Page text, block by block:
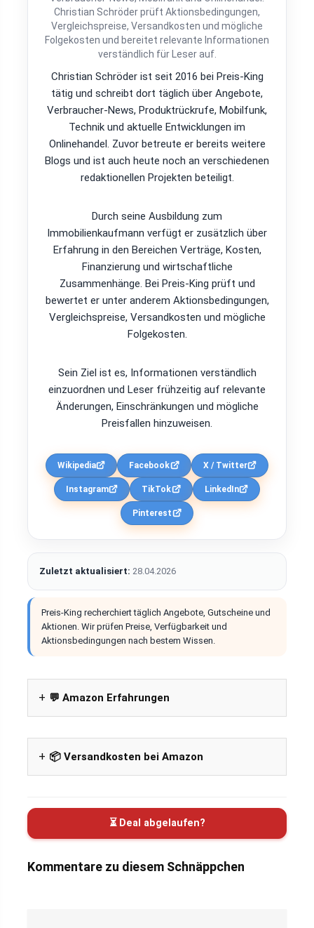
Christian Schröder prüft Aktionsbedingungen,
Vergleichspreise, Versandkosten und mögliche
Folgekosten und bereitet relevante Informationen
verständlich für Leser auf.
Christian Schröder ist seit 2016 bei Preis-King
tätig und schreibt dort täglich über Angebote,
Verbraucher-News, Produktrückrufe, Mobilfunk,
Technik und aktuelle Entwicklungen im
Onlinehandel. Zuvor betreute er bereits weitere
Blogs und ist auch heute noch an verschiedenen
redaktionellen Projekten beteiligt.
Durch seine Ausbildung zum
Immobilienkaufmann verfügt er zusätzlich über
Erfahrung in den Bereichen Verträge, Kosten,
Finanzierung und wirtschaftliche
Zusammenhänge. Bei Preis-King prüft und
bewertet er unter anderem Aktionsbedingungen,
Vergleichspreise, Versandkosten und mögliche
Folgekosten.
Sein Ziel ist es, Informationen verständlich
einzuordnen und Leser frühzeitig auf relevante
Änderungen, Einschränkungen und mögliche
Preisfallen hinzuweisen.
Wikipedia Facebook X / Twitter
Instagram TikTok LinkedIn
Pinterest
Zuletzt aktualisiert: 28.04.2026
Preis-King recherchiert täglich Angebote, Gutscheine und
Aktionen. Wir prüfen Preise, Verfügbarkeit und
Aktionsbedingungen nach bestem Wissen.
💬 Amazon Erfahrungen
📦 Versandkosten bei Amazon
⏳ Deal abgelaufen?
Kommentare zu diesem Schnäppchen